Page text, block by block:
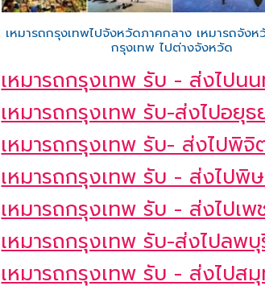
เหมารถกรุงเทพไปจังหวัดภาคกลาง เหมารถจังห
กรุงเทพ ไปต่างจังหวัด
เหมารถกรุงเทพ รับ - ส่งไปน
เหมารถกรุงเทพ รับ-ส่งไปอยุธ
เหมารถกรุงเทพ รับ- ส่งไปพิจิ
เหมารถกรุงเทพ รับ - ส่งไปพิ
เหมารถกรุงเทพ รับ - ส่งไปเ
เหมารถกรุงเทพ รับ-ส่งไปลพ
เหมารถกรุงเทพ รับ - ส่งไปสมุ